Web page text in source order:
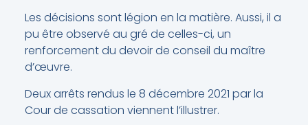
Les décisions sont légion en la matière. Aussi, il a
pu être observé au gré de celles-ci, un
renforcement du devoir de conseil du maître
d’œuvre.
Deux arrêts rendus le 8 décembre 2021 par la
Cour de cassation viennent l’illustrer.